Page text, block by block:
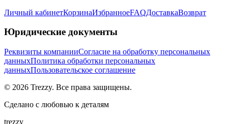
Личный кабинетКорзинаИзбранноеFAQДоставкаВозврат
Юридические документы
Реквизиты компанииСогласие на обработку персональных
данныхПолитика обработки персональных
данныхПользовательское соглашение
© 2026 Trezzy. Все права защищены.
Сделано с любовью к деталям
trezzy